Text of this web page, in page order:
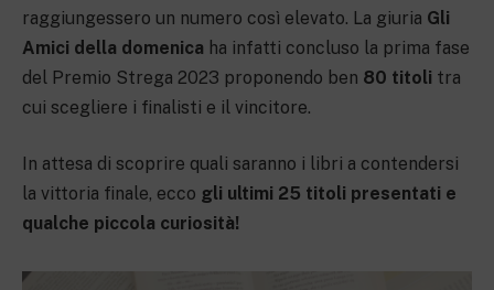
raggiungessero un numero così elevato. La giuria Gli
Amici della domenica ha infatti concluso la prima fase
del Premio Strega 2023 proponendo ben 80 titoli tra
cui scegliere i finalisti e il vincitore.
In attesa di scoprire quali saranno i libri a contendersi
la vittoria finale, ecco gli ultimi 25 titoli presentati e
qualche piccola curiosità!